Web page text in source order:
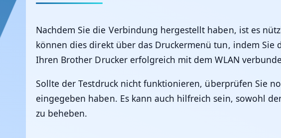
Nachdem Sie die Verbindung hergestellt haben, ist es
können dies direkt über das Druckermenü tun, indem
Ihren Brother Drucker erfolgreich mit dem WLAN
Sollte der Testdruck nicht funktionieren, überprüfen Sie
eingegeben haben. Es kann auch hilfreich sein, sowohl
zu beheben.